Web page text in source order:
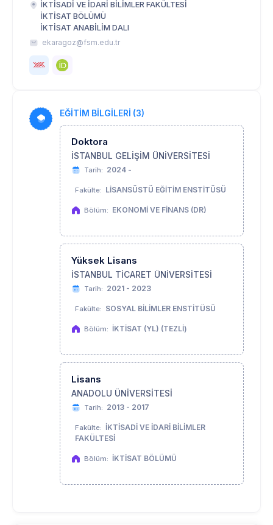
İKTİSADİ VE İDARİ BİLİMLER FAKÜLTESİ
İKTİSAT BÖLÜMÜ
İKTİSAT ANABİLİM DALI
ekaragoz@fsm.edu.tr
EĞİTİM BİLGİLERİ (3)
Doktora
İSTANBUL GELİŞİM ÜNİVERSİTESİ
Tarih: 2024 -
Fakülte: LİSANSÜSTÜ EĞİTİM ENSTİTÜSÜ
Bölüm: EKONOMİ VE FİNANS (DR)
Yüksek Lisans
İSTANBUL TİCARET ÜNİVERSİTESİ
Tarih: 2021 - 2023
Fakülte: SOSYAL BİLİMLER ENSTİTÜSÜ
Bölüm: İKTİSAT (YL) (TEZLİ)
Lisans
ANADOLU ÜNİVERSİTESİ
Tarih: 2013 - 2017
Fakülte: İKTİSADİ VE İDARİ BİLİMLER
FAKÜLTESİ
Bölüm: İKTİSAT BÖLÜMÜ